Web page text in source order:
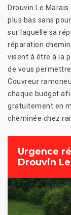
Drouvin Le
plus bas sans
sur laquelle sa
réparation
visent à être à la
de vous
Couvreur
chaque budget
gratuitement en
cheminée chez
Urgence
Drouvin